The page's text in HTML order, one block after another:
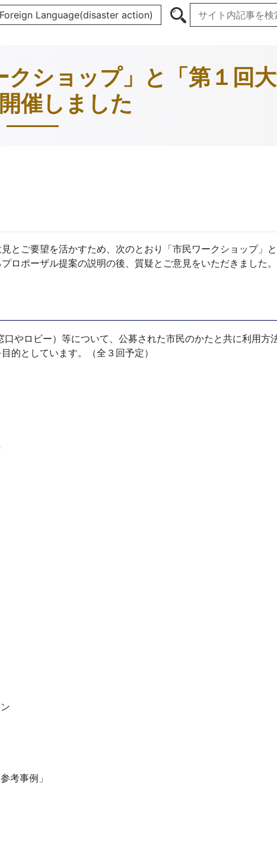
Foreign Language(disaster action)
ショップ」と「第１回
催しました
とご要望を活かすため、次のとおり「市民ワークショップ」
ロポーザル提案の説明の後、質疑とご意見をいただきました。
やロビー）等について、公募された市民のかたと共に利用方
的としています。（全３回予定）
考事例」